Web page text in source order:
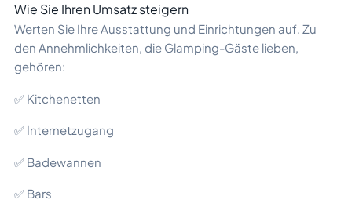
Wie Sie Ihren Umsatz steigern
Werten Sie Ihre Ausstattung und Einrichtungen auf. Zu
den Annehmlichkeiten, die Glamping-Gäste lieben,
gehören:
✅ Kitchenetten
✅ Internetzugang
✅ Badewannen
✅ Bars